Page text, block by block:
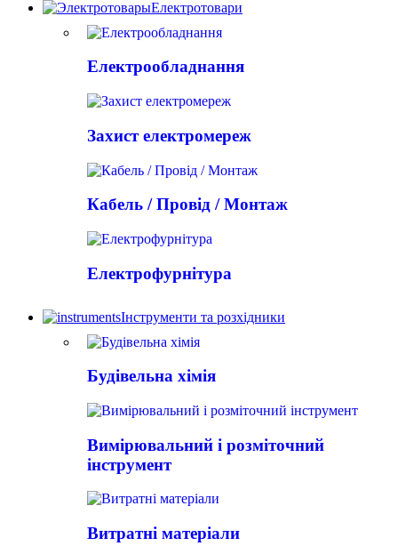
Електротовари
Електрообладнання
Захист електромереж
Кабель / Провід / Монтаж
Електрофурнітура
Інструменти та розхідники
Будівельна хімія
Вимірювальний і розміточний
інструмент
Витратні матеріали